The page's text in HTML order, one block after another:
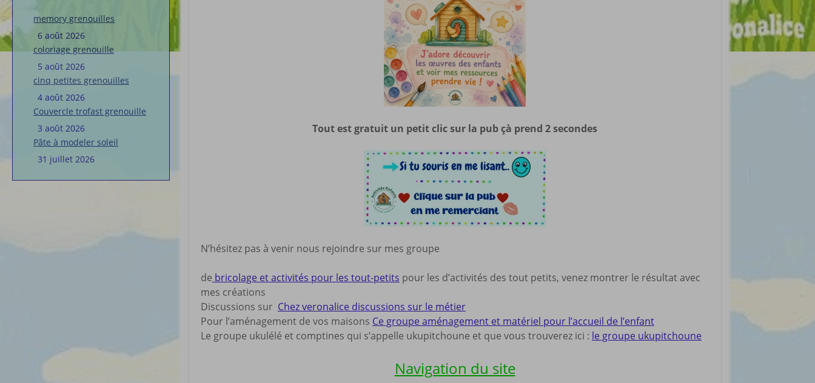
memory grenouilles
6 août 2026
coloriage grenouille
5 août 2026
cinq petites grenouilles
4 août 2026
Couvercle trofast grenouille
3 août 2026
Pâte à modeler soleil
31 juillet 2026
Tout est gratuit un petit clic sur la pub çà prend 2 secondes
N’hésitez pas à venir nous rejoindre sur mes groupe
de bricolage et activités pour les tout-petits pour les d’activités des tout petits, venez montrer le résultat avec
mes créations
Discussions sur Chez veronalice discussions sur le métier
Pour l’aménagement de vos maisons Ce groupe aménagement et matériel pour l’accueil de l’enfant
Le groupe ukulélé et comptines qui s’appelle ukupitchoune et que vous trouverez ici : le groupe ukupitchoune
Navigation du site